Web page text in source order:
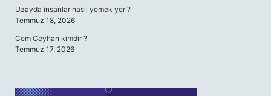
Uzayda insanlar nasıl yemek yer ?
Temmuz 18, 2026
Cem Ceyhan kimdir ?
Temmuz 17, 2026